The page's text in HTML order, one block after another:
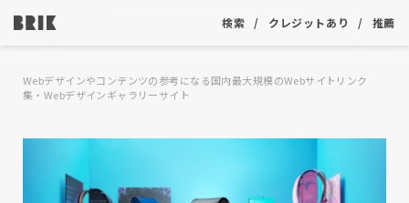
検索 クレジットあり 推薦
Webデザインやコンテンツの参考になる国内最大規模のWebサイトリンク
集・Webデザインギャラリーサイト